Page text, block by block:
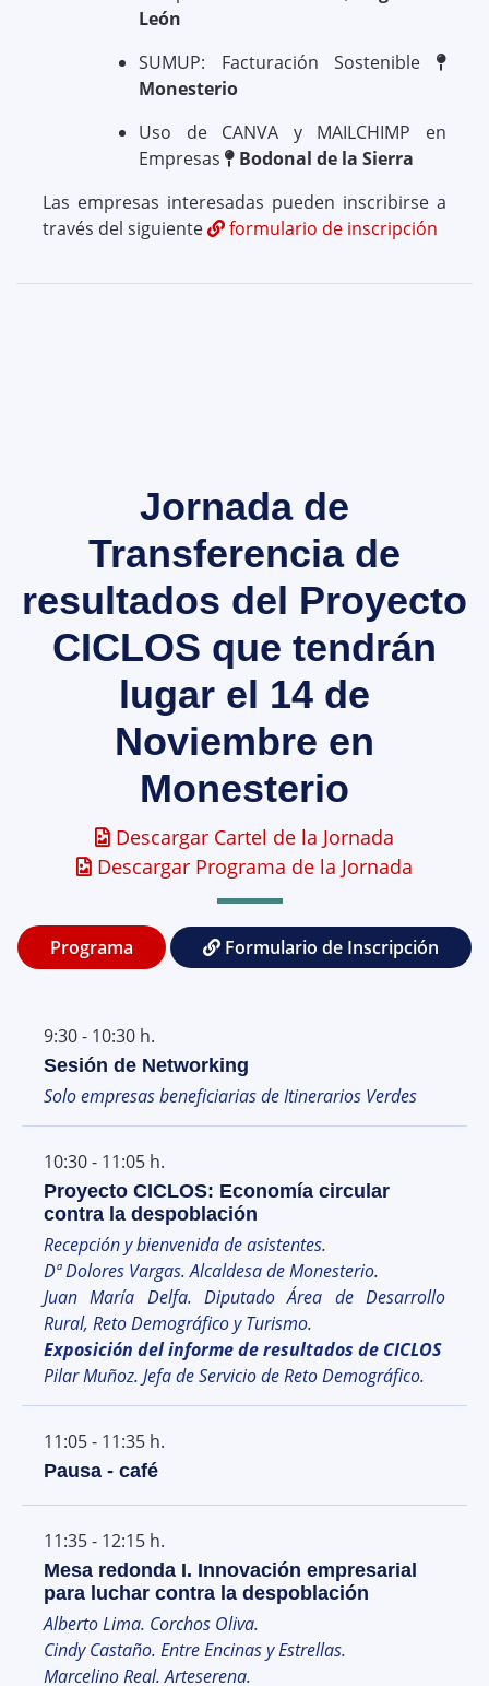
León
SUMUP: Facturación Sostenible
Monesterio
Uso de CANVA y MAILCHIMP en
Empresas
Bodonal de la Sierra
Las empresas interesadas pueden inscribirse a
través del siguiente
formulario de inscripción
Jornada de
Transferencia de
resultados del Proyecto
CICLOS que tendrán
lugar el 14 de
Noviembre en
Monesterio
Descargar Cartel de la Jornada
Descargar Programa de la Jornada
Programa Formulario de Inscripción
9:30 - 10:30 h.
Sesión de Networking
Solo empresas beneficiarias de Itinerarios Verdes
10:30 - 11:05 h.
Proyecto CICLOS: Economía circular
contra la despoblación
Recepción y bienvenida de asistentes.
Dª Dolores Vargas. Alcaldesa de Monesterio.
Juan María Delfa. Diputado Área de Desarrollo
Rural, Reto Demográfico y Turismo.
Exposición del informe de resultados de CICLOS
Pilar Muñoz. Jefa de Servicio de Reto Demográfico.
11:05 - 11:35 h.
Pausa - café
11:35 - 12:15 h.
Mesa redonda I. Innovación empresarial
para luchar contra la despoblación
Alberto Lima. Corchos Oliva.
Cindy Castaño. Entre Encinas y Estrellas.
Marcelino Real. Arteserena.